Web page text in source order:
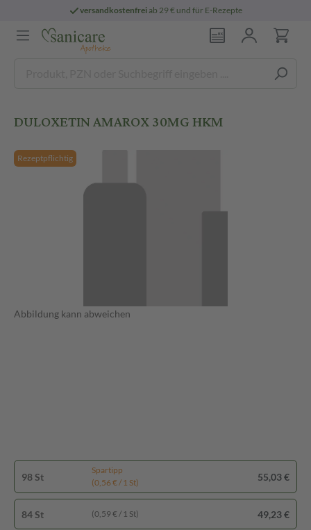
versandkostenfreiab 29 € und für E-Rezepte
DULOXETIN AMAROX 30MG HKM
Rezeptpflichtig
Abbildung kann abweichen
98 St
Spartipp
(0,56 € / 1 St)
55,03 €
84 St (0,59 € / 1 St) 49,23 €